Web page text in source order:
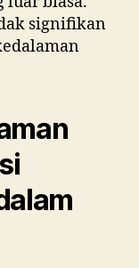
signifikan